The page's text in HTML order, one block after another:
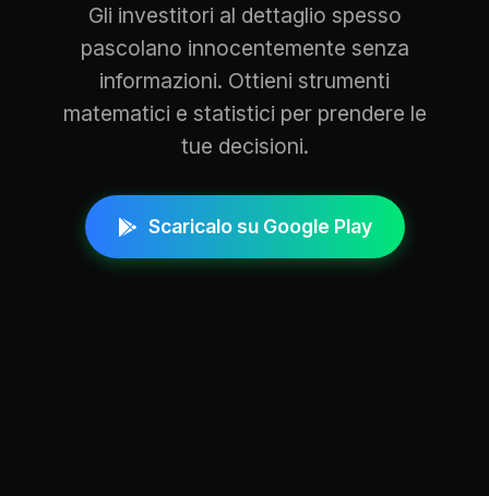
Gli investitori al dettaglio spesso
pascolano innocentemente senza
informazioni. Ottieni strumenti
matematici e statistici per prendere le
tue decisioni.
Scaricalo su Google Play